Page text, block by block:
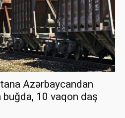
Azərbaycandan
10 vaqon daş